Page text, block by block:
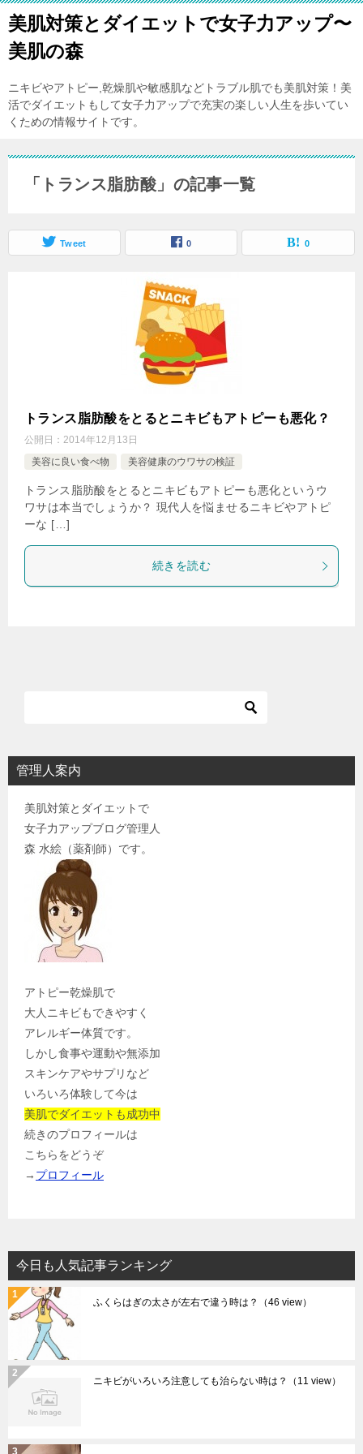
美肌対策とダイエットで女子力アップ〜
美肌の森
ニキビやアトピー,乾燥肌や敏感肌などトラブル肌でも美肌対策！美
活でダイエットもして女子力アップで充実の楽しい人生を歩いてい
くための情報サイトです。
「トランス脂肪酸」の記事一覧
Tweet 0 0
トランス脂肪酸をとるとニキビもアトピーも悪化？
公開日： 2014年12月13日
美容に良い食べ物
美容健康のウワサの検証
トランス脂肪酸をとるとニキビもアトピーも悪化というウ
ワサは本当でしょうか？ 現代人を悩ませるニキビやアトピ
ーな […]
続きを読む
管理人案内
美肌対策とダイエットで
女子力アップブログ管理人
森 水絵（薬剤師）です。
アトピー乾燥肌で
大人ニキビもできやすく
アレルギー体質です。
しかし食事や運動や無添加
スキンケアやサプリなど
いろいろ体験して今は
美肌でダイエットも成功中
続きのプロフィールは
こちらをどうぞ
→ プロフィール
今日も人気記事ランキング
ふくらはぎの太さが左右で違う時は？ （46 view）
ニキビがいろいろ注意しても治らない時は？ （11 view）